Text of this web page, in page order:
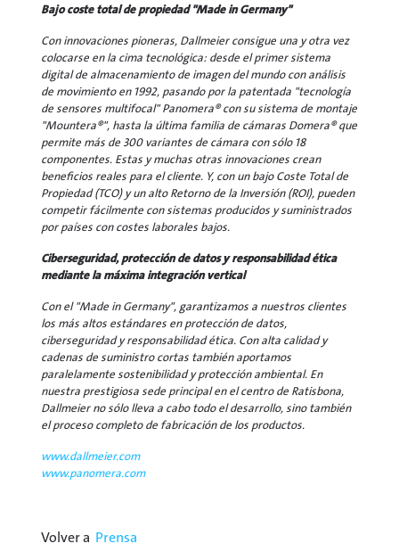
Bajo coste total de propiedad "Made in Germany"
Con innovaciones pioneras, Dallmeier consigue una y otra vez
colocarse en la cima tecnológica: desde el primer sistema
digital de almacenamiento de imagen del mundo con análisis
de movimiento en 1992, pasando por la patentada "tecnología
de sensores multifocal" Panomera® con su sistema de montaje
"Mountera®", hasta la última familia de cámaras Domera® que
permite más de 300 variantes de cámara con sólo 18
componentes. Estas y muchas otras innovaciones crean
beneficios reales para el cliente. Y, con un bajo Coste Total de
Propiedad (TCO) y un alto Retorno de la Inversión (ROI), pueden
competir fácilmente con sistemas producidos y suministrados
por países con costes laborales bajos.
Ciberseguridad, protección de datos y responsabilidad ética
mediante la máxima integración vertical
Con el "Made in Germany", garantizamos a nuestros clientes
los más altos estándares en protección de datos,
ciberseguridad y responsabilidad ética. Con alta calidad y
cadenas de suministro cortas también aportamos
paralelamente sostenibilidad y protección ambiental. En
nuestra prestigiosa sede principal en el centro de Ratisbona,
Dallmeier no sólo lleva a cabo todo el desarrollo, sino también
el proceso completo de fabricación de los productos.
www.dallmeier.com
www.panomera.com
Volver a Prensa